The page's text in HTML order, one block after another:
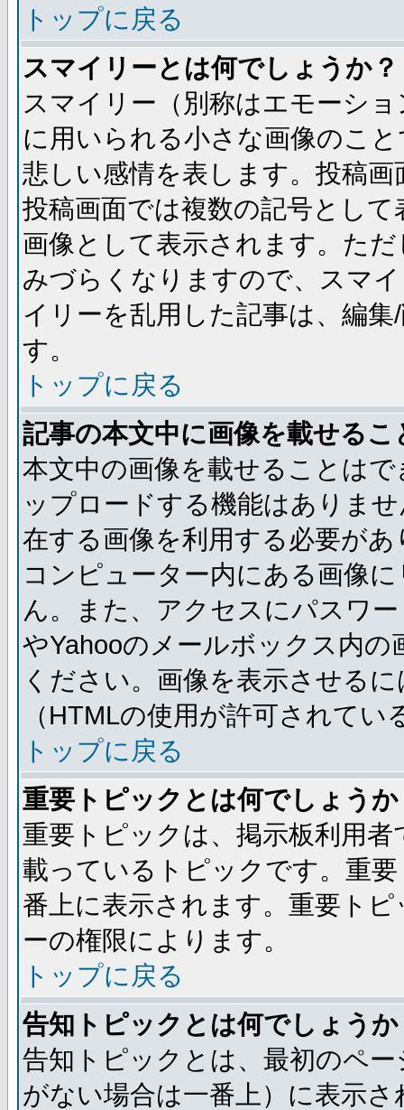
トップに戻る
スマイリーとは何でしょうか？
スマイリー（別称はエモーシ
に用いられる小さな画像のこ
悲しい感情を表します。投稿
投稿画面では複数の記号とし
画像として表示されます。た
みづらくなりますので、スマ
イリーを乱用した記事は、編
す。
トップに戻る
記事の本文中に画像を載せる
本文中の画像を載せることは
ップロードする機能はありま
在する画像を利用する必要が
コンピューター内にある画像
ん。また、アクセスにパスワ
やYahooのメールボックス内
ください。画像を表示させる
（HTMLの使用が許可されて
トップに戻る
重要トピックとは何でしょうか
重要トピックは、掲示板利用
載っているトピックです。重
番上に表示されます。重要ト
ーの権限によります。
トップに戻る
告知トピックとは何でしょうか
告知トピックとは、最初のペ
がない場合は一番上）に表示